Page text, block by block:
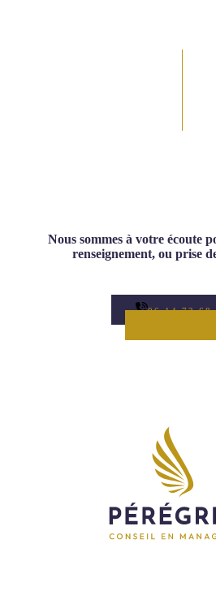
Nous sommes à votre écoute
renseignement, ou prise
06 14 73 68